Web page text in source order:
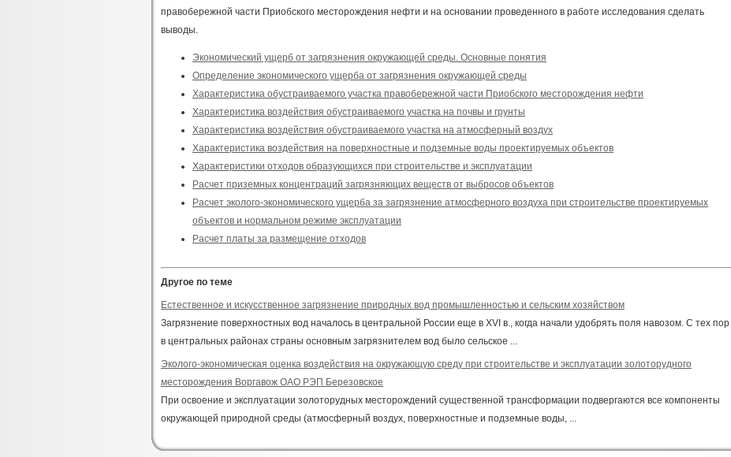
правобережной части Приобского месторождения нефти и на основании проведенного в работе исследования сделать
выводы.
Экономический ущерб от загрязнения окружающей среды. Основные понятия
Определение экономического ущерба от загрязнения окружающей среды
Характеристика обустраиваемого участка правобережной части Приобского месторождения нефти
Характеристика воздействия обустраиваемого участка на почвы и грунты
Характеристика воздействия обустраиваемого участка на атмосферный воздух
Характеристика воздействия на поверхностные и подземные воды проектируемых объектов
Характеристики отходов образующихся при строительстве и эксплуатации
Расчет приземных концентраций загрязняющих веществ от выбросов объектов
Расчет эколого-экономического ущерба за загрязнение атмосферного воздуха при строительстве проектируемых
объектов и нормальном режиме эксплуатации
Расчет платы за размещение отходов
Другое по теме
Естественное и искусственное загрязнение природных вод промышленностью и сельским хозяйством
Загрязнение поверхностных вод началось в центральной России еще в XVI в., когда начали удобрять поля навозом. С тех пор
в центральных районах страны основным загрязнителем вод было сельское ...
Эколого-экономическая оценка воздействия на окружающую среду при строительстве и эксплуатации золоторудного
месторождения Воргавож ОАО РЭП Березовское
При освоение и эксплуатации золоторудных месторождений существенной трансформации подвергаются все компоненты
окружающей природной среды (атмосферный воздух, поверхностные и подземные воды, ...